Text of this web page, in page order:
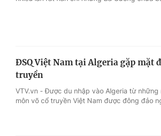
ĐSQ Việt Nam tại Algeria gặp mặt
truyền
VTV.vn - Được du nhập vào Algeria từ
môn võ cổ truyền Việt Nam được đông đảo